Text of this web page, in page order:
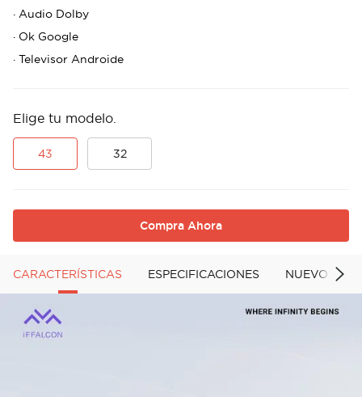
· Audio Dolby
· Ok Google
· Televisor Androide
Elige tu modelo.
43 32
Compra Ahora
CARACTERÍSTICAS ESPECIFICACIONES NUEVOS